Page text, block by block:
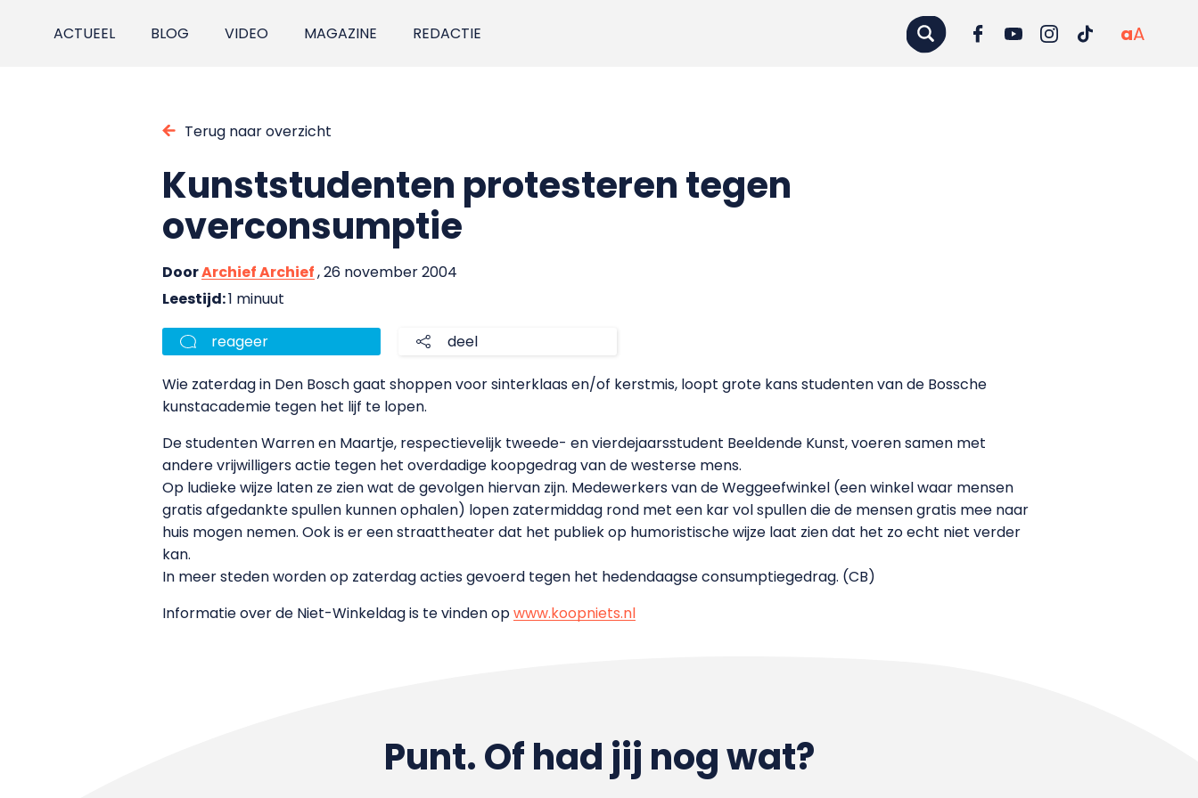
ACTUEEL BLOG VIDEO MAGAZINE REDACTIE aA
Terug naar overzicht
Kunststudenten protesteren tegen
overconsumptie
DoorArchief Archief, 26 november 2004
Leestijd:1 minuut
reageer deel
Wie zaterdag in Den Bosch gaat shoppen voor sinterklaas en/of kerstmis, loopt grote kans studenten van de Bossche
kunstacademie tegen het lijf te lopen.
De studenten Warren en Maartje, respectievelijk tweede- en vierdejaarsstudent Beeldende Kunst, voeren samen met
andere vrijwilligers actie tegen het overdadige koopgedrag van de westerse mens.
Op ludieke wijze laten ze zien wat de gevolgen hiervan zijn. Medewerkers van de Weggeefwinkel (een winkel waar mensen
gratis afgedankte spullen kunnen ophalen) lopen zatermiddag rond met een kar vol spullen die de mensen gratis mee naar
huis mogen nemen. Ook is er een straattheater dat het publiek op humoristische wijze laat zien dat het zo echt niet verder
kan.
In meer steden worden op zaterdag acties gevoerd tegen het hedendaagse consumptiegedrag. (CB)
Informatie over de Niet-Winkeldag is te vinden opwww.koopniets.nl
Punt. Of had jij nog wat?